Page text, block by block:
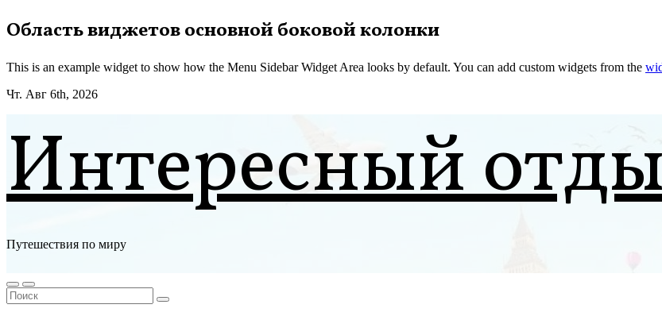
Перейти
к
Область виджетов основной боковой колонки
This is an example widget to show how the Menu Sidebar Widget Area looks by default. You can add custom widgets from the
Чт. Авг 6th, 2026
Интересный
Путешествия по миру